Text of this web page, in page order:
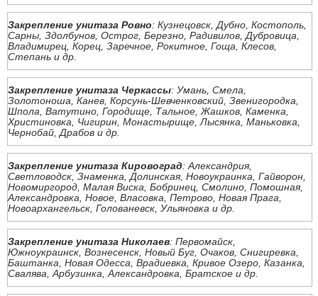
Закрепление унитаза Ровно: Кузнецовск, Дубно, Костополь,
Сарны, Здолбунов, Острог, Березно, Радивилов, Дубровица,
Владимирец, Корец, Заречное, Рокитное, Гоща, Клесов,
Степань и др.
Закрепление унитаза Черкассы: Умань, Смела,
Золотоноша, Канев, Корсунь-Шевченковский, Звенигородка,
Шпола, Ватутино, Городище, Тальное, Жашков, Каменка,
Христиновка, Чигирин, Монастырище, Лысянка, Маньковка,
Чернобай, Драбов и др.
Закрепление унитаза Кировоград: Александрия,
Светловодск, Знаменка, Долинская, Новоукраинка, Гайворон,
Новомиргород, Малая Виска, Бобринец, Смолино, Помошная,
Александровка, Новое, Власовка, Петрово, Новая Прага,
Новоархангельск, Голованевск, Ульяновка и др.
Закрепление унитаза Николаев: Первомайск,
Южноукраинск, Вознесенск, Новый Буг, Очаков, Снигиревка,
Баштанка, Новая Одесса, Врадиевка, Кривое Озеро, Казанка,
Свалява, Арбузинка, Александровка, Братское и др.